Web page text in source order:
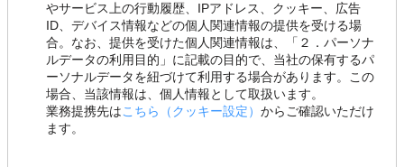
やサービス上の行動履歴、IPアドレス、クッキー、広告
ID、デバイス情報などの個人関連情報の提供を受ける場
合。なお、提供を受けた個人関連情報は、「２．パーソナ
ルデータの利用目的」に記載の目的で、当社の保有するパ
ーソナルデータを紐づけて利用する場合があります。この
場合、当該情報は、個人情報として取扱います。
業務提携先はこちら（クッキー設定） からご確認いただけ
ます。